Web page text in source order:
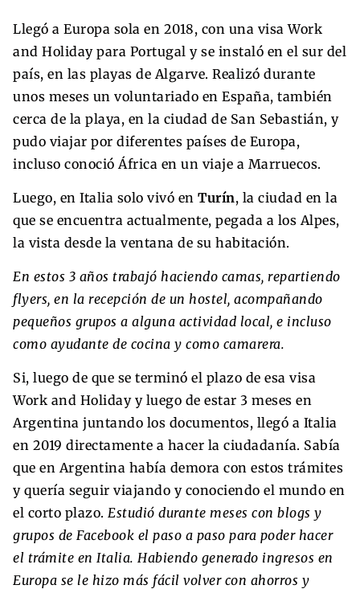
Llegó a Europa sola en 2018, con una visa Work
and Holiday para Portugal y se instaló en el sur del
país, en las playas de Algarve. Realizó durante
unos meses un voluntariado en España, también
cerca de la playa, en la ciudad de San Sebastián, y
pudo viajar por diferentes países de Europa,
incluso conoció África en un viaje a Marruecos.
Luego, en Italia solo vivó en Turín, la ciudad en la
que se encuentra actualmente, pegada a los Alpes,
la vista desde la ventana de su habitación.
En estos 3 años trabajó haciendo camas, repartiendo
flyers, en la recepción de un hostel, acompañando
pequeños grupos a alguna actividad local, e incluso
como ayudante de cocina y como camarera.
Si, luego de que se terminó el plazo de esa visa
Work and Holiday y luego de estar 3 meses en
Argentina juntando los documentos, llegó a Italia
en 2019 directamente a hacer la ciudadanía. Sabía
que en Argentina había demora con estos trámites
y quería seguir viajando y conociendo el mundo en
el corto plazo. Estudió durante meses con blogs y
grupos de Facebook el paso a paso para poder hacer
el trámite en Italia. Habiendo generado ingresos en
Europa se le hizo más fácil volver con ahorros y